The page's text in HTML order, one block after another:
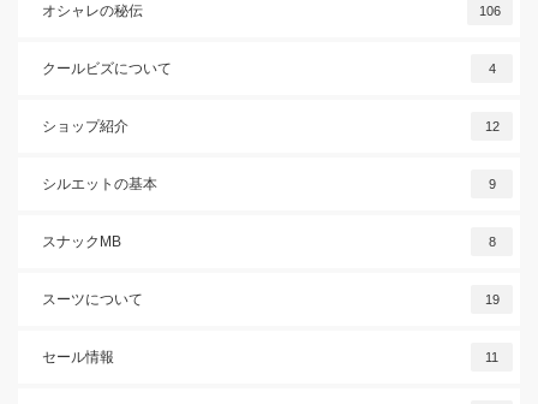
オシャレの秘伝 106
クールビズについて 4
ショップ紹介 12
シルエットの基本 9
スナックMB 8
スーツについて 19
セール情報 11